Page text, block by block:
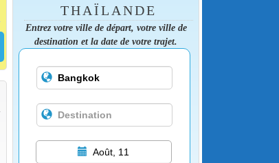
THAÏLANDE
Entrez votre ville de départ, votre ville de
destination et la date de votre trajet.
Août, 11